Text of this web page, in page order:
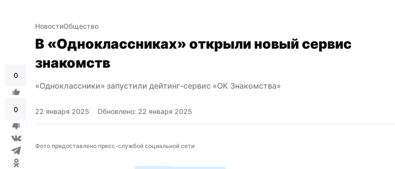
0
0
НовостиОбщество
В «Одноклассниках» открыли новый сервис
знакомств
«Одноклассники» запустили дейтинг-сервис «ОК Знакомства»
22 января 2025 Обновлено: 22 января 2025
Фото предоставлено пресс-службой социальной сети